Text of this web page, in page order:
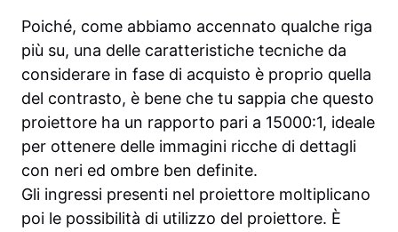
Poiché, come abbiamo accennato qualche riga
più su, una delle caratteristiche tecniche da
considerare in fase di acquisto è proprio quella
del contrasto, è bene che tu sappia che questo
proiettore ha un rapporto pari a 15000:1, ideale
per ottenere delle immagini ricche di dettagli
con neri ed ombre ben definite.
Gli ingressi presenti nel proiettore moltiplicano
poi le possibilità di utilizzo del proiettore. È